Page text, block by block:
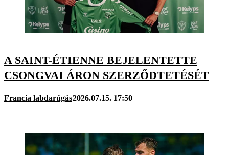
A SAINT-ÉTIENNE BEJELENTETTE
CSONGVAI ÁRON SZERZŐDTETÉSÉT
Francia labdarúgás2026.07.15. 17:50